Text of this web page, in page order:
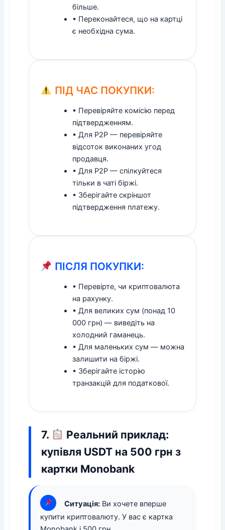
більше.
• Переконайтеся, що на картці
є необхідна сума.
ПІД ЧАС ПОКУПКИ:
• Перевіряйте комісію перед
підтвердженням.
• Для P2P — перевіряйте
відсоток виконаних угод
продавця.
• Для P2P — спілкуйтеся
тільки в чаті біржі.
• Зберігайте скріншот
підтвердження платежу.
ПІСЛЯ ПОКУПКИ:
• Перевірте, чи криптовалюта
на рахунку.
• Для великих сум (понад 10
000 грн) — виведіть на
холодний гаманець.
• Для маленьких сум — можна
залишити на біржі.
• Зберігайте історію
транзакцій для податкової.
7.
Реальний приклад:
купівля USDT на 500 грн з
картки Monobank
Ситуація: Ви хочете вперше
купити криптовалюту. У вас є картка